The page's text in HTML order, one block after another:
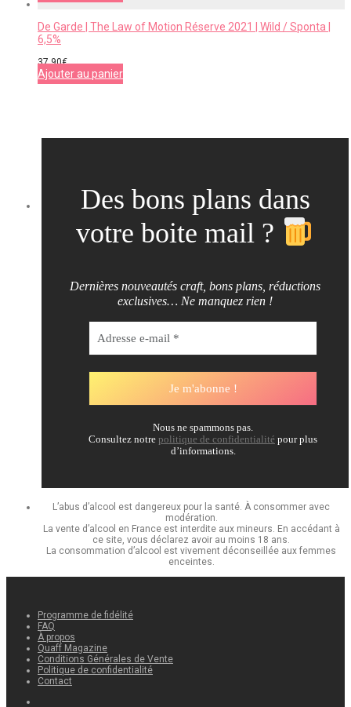
De Garde | The Law of Motion Réserve 2021 | Wild / Sponta |
6,5%
37,90€
Ajouter au panier
Des bons plans dans
votre boite mail ?
Dernières nouveautés craft, bons plans, réductions
exclusives… Ne manquez rien !
Nous ne spammons pas.
Consultez notre politique de confidentialité pour plus
d’informations.
L’abus d’alcool est dangereux pour la santé. À consommer avec
modération.
La vente d’alcool en France est interdite aux mineurs. En accédant à
ce site, vous déclarez avoir au moins 18 ans.
La consommation d’alcool est vivement déconseillée aux femmes
enceintes.
Programme de fidélité
FAQ
À propos
Quaff Magazine
Conditions Générales de Vente
Politique de confidentialité
Contact